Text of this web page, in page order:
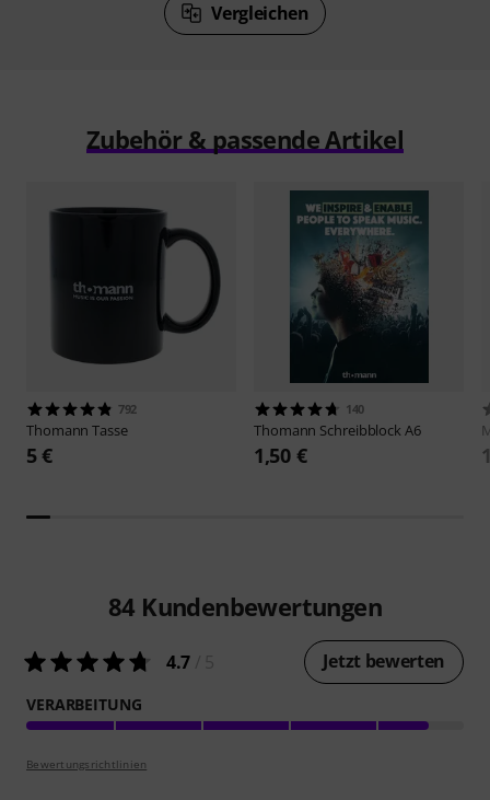
Vergleichen
Zubehör & passende Artikel
792
ThomannTasse
5 €
140
Thomann Schreibblock A6
1,50 €
84 Kundenbewertungen
4.7 Jetzt bewerten
VERARBEITUNG
Bewertungsrichtlinien